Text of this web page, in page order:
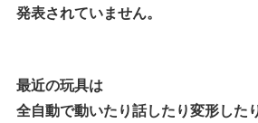
発表されていません。
最近の玩具は
全自動で動いたり話したり変形した